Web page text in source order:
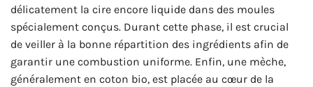
délicatement la cire encore liquide dans des moules
spécialement conçus. Durant cette phase, il est crucial
de veiller à la bonne répartition des ingrédients afin de
garantir une combustion uniforme. Enfin, une mèche,
généralement en coton bio, est placée au cœur de la